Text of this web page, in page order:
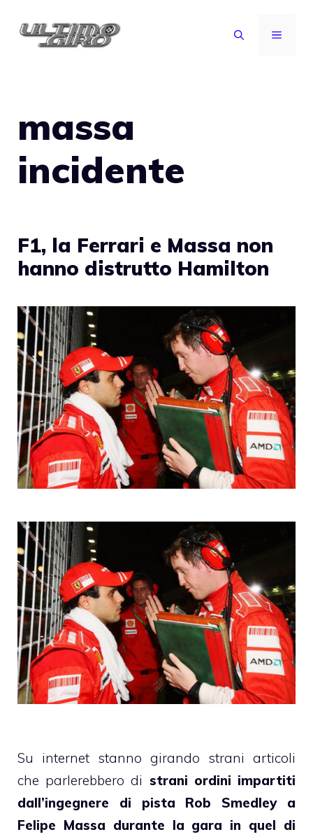
MENU
massa
incidente
F1, la Ferrari e Massa non
hanno distrutto Hamilton
Su internet stanno girando strani articoli
che parlerebbero di strani ordini impartiti
dall’ingegnere di pista Rob Smedley a
Felipe Massa durante la gara in quel di